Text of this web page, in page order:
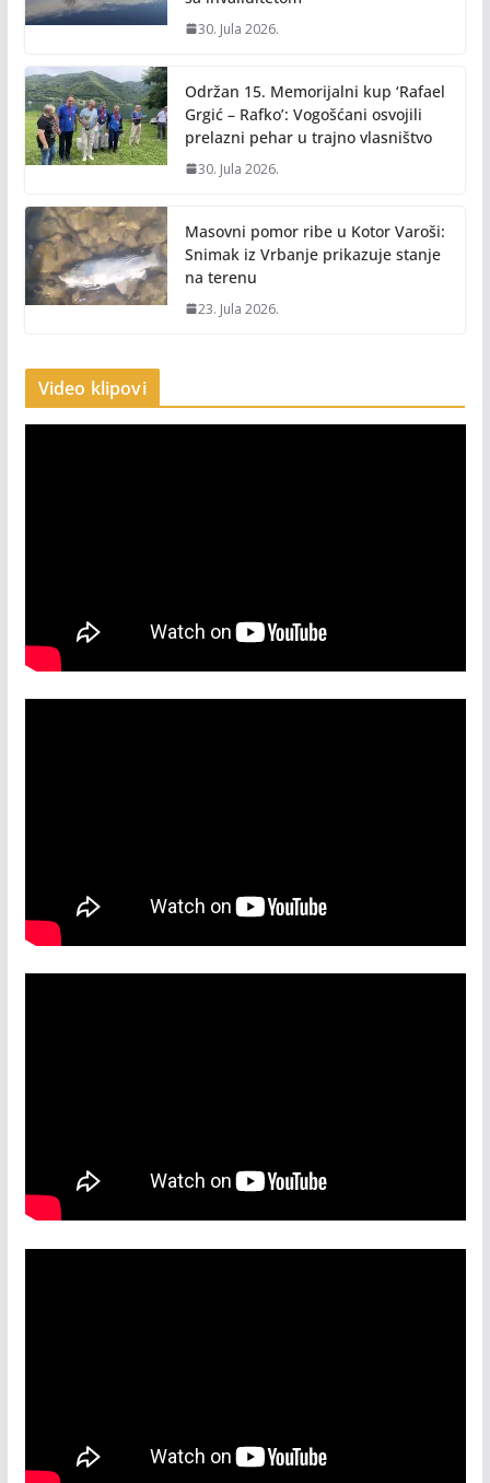
30. Jula 2026.
Održan 15. Memorijalni kup ‘Rafael
Grgić – Rafko’: Vogošćani osvojili
prelazni pehar u trajno vlasništvo
30. Jula 2026.
Masovni pomor ribe u Kotor Varoši:
Snimak iz Vrbanje prikazuje stanje
na terenu
23. Jula 2026.
Video klipovi